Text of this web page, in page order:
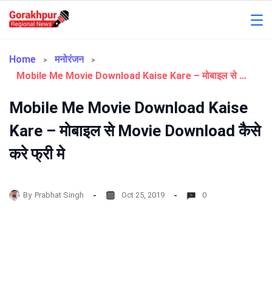
Regional
Home
मनोरंजन
Mobile Me Movie Download Kaise Kare – मोबाइल से Movie Download कैसे करे फ्री मे
Mobile Me Movie Download Kaise
Kare – मोबाइल से Movie Download कैसे
करे फ्री मे
By Prabhat Singh Oct 25, 2019 0